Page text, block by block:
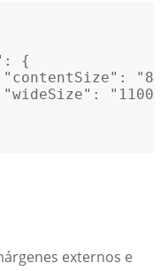
:
{
"contentSize" :
"wideSize" :
externos e